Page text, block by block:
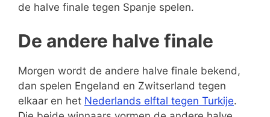
de halve finale tegen Spanje spelen.
De andere halve finale
Morgen wordt de andere halve finale bekend,
dan spelen Engeland en Zwitserland tegen
elkaar en het Nederlands elftal tegen Turkije.